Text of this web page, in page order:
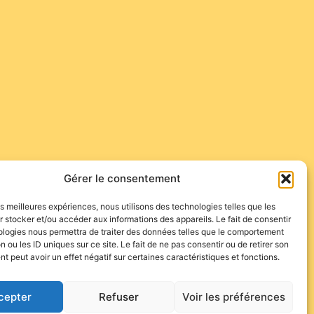
Gérer le consentement
meilleures expériences, nous utilisons des technologies telles que les
stocker et/ou accéder aux informations des appareils. Le fait de consentir
nous permettra de traiter des données telles que le comportement
ou les ID uniques sur ce site. Le fait de ne pas consentir ou de retirer son
peut avoir un effet négatif sur certaines caractéristiques et fonctions.
Refuser Voir les préférences